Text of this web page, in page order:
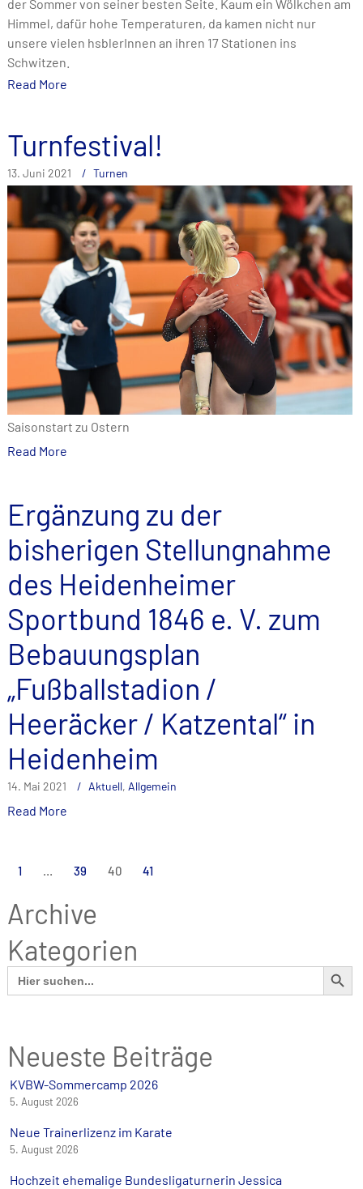
der Sommer von seiner besten Seite. Kaum ein Wölkchen am
Himmel, dafür hohe Temperaturen, da kamen nicht nur
unsere vielen hsblerInnen an ihren 17 Stationen ins
Schwitzen.
Read More
Turnfestival!
13. Juni 2021 Turnen
Saisonstart zu Ostern
Read More
Ergänzung zu der
bisherigen Stellungnahme
des Heidenheimer
Sportbund 1846 e. V. zum
Bebauungsplan
„Fußballstadion /
Heeräcker / Katzental“ in
Heidenheim
14. Mai 2021 Aktuell, Allgemein
Read More
Seitennummerierung
der
Beiträge
1 … 39 40 41
Archive
Kategorien
Search
for:
SEARCH
Neueste Beiträge
KVBW-Sommercamp 2026
5. August 2026
Neue Trainerlizenz im Karate
5. August 2026
Hochzeit ehemalige Bundesligaturnerin Jessica